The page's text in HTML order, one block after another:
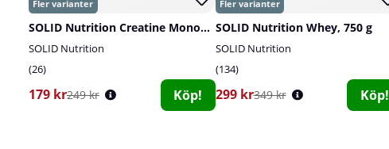
SOLID Nutrition Creatine Monohydrate, 400 g
SOLID Nutrition
26
179 kr249 kr Köp!
SOLID Nutrition Whey, 750 g
SOLID Nutrition
134
299 kr349 kr Köp!